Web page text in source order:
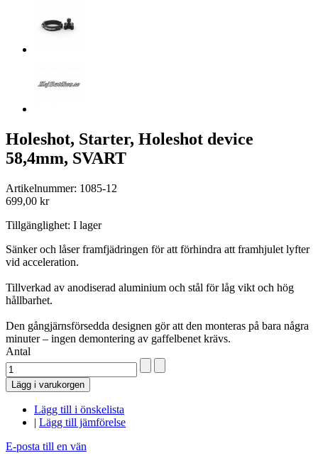
Holeshot, Starter, Holeshot device
58,4mm, SVART
Artikelnummer: 1085-12
699,00 kr
Tillgänglighet: I lager
Sänker och låser framfjädringen för att förhindra att framhjulet lyfter
vid acceleration.
Tillverkad av anodiserad aluminium och stål för låg vikt och hög
hållbarhet.
Den gångjärnsförsedda designen gör att den monteras på bara några
minuter – ingen demontering av gaffelbenet krävs.
Antal
Lägg i varukorgen
Lägg till i önskelista
| Lägg till jämförelse
E-posta till en vän